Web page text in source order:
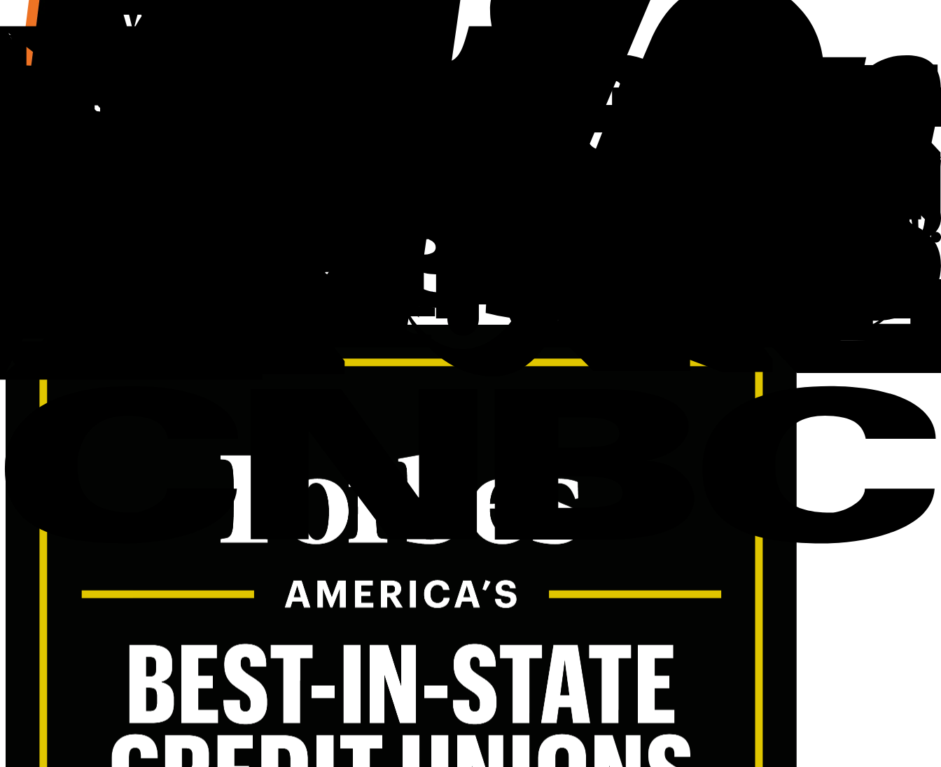
Per la quarta edizione di “World’s Top Fintech Companies 2026”, 500 aziende sono state premiate sulla base di un modello di valutazione con KPI generali e specifici di mercato.